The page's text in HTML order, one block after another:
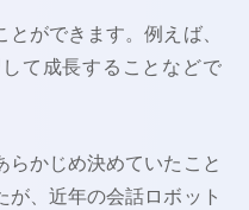
ができます。例えば、
て成長することなどで
らかじめ決めていたこと
が、近年の会話ロボット